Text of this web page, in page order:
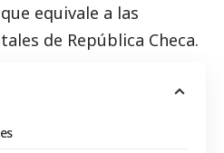
equivale a las
de República Checa.